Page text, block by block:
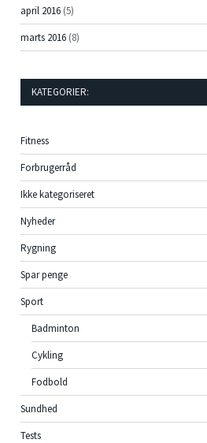
april 2016 (5)
marts 2016 (8)
KATEGORIER:
Fitness
Forbrugerråd
Ikke kategoriseret
Nyheder
Rygning
Spar penge
Sport
Badminton
Cykling
Fodbold
Sundhed
Tests